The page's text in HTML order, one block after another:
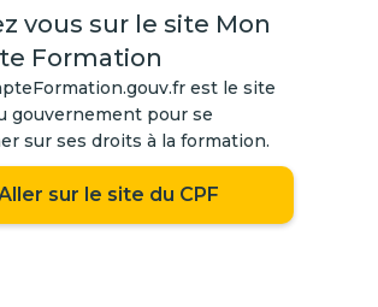
vous sur le site Mon
Formation
est le site
gouvernement pour se
sur ses droits à la formation.
sur le site du CPF